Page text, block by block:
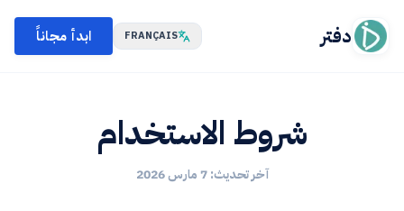
دفتر FRANÇAIS ابدأ مجاناً
شروط الاستخدام
آخر تحديث: 7 مارس 2026